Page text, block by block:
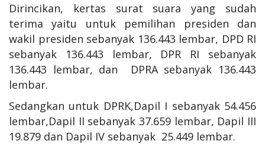
Dirincikan, kertas surat suara yang sudah
terima yaitu untuk pemilihan presiden dan
wakil presiden sebanyak 136.443 lembar, DPD RI
sebanyak 136.443 lembar, DPR RI sebanyak
136.443 lembar, dan DPRA sebanyak 136.443
lembar.
Sedangkan untuk DPRK,Dapil I sebanyak 54.456
lembar,Dapil II sebanyak 37.659 lembar, Dapil III
19.879 dan Dapil IV sebanyak 25.449 lembar.